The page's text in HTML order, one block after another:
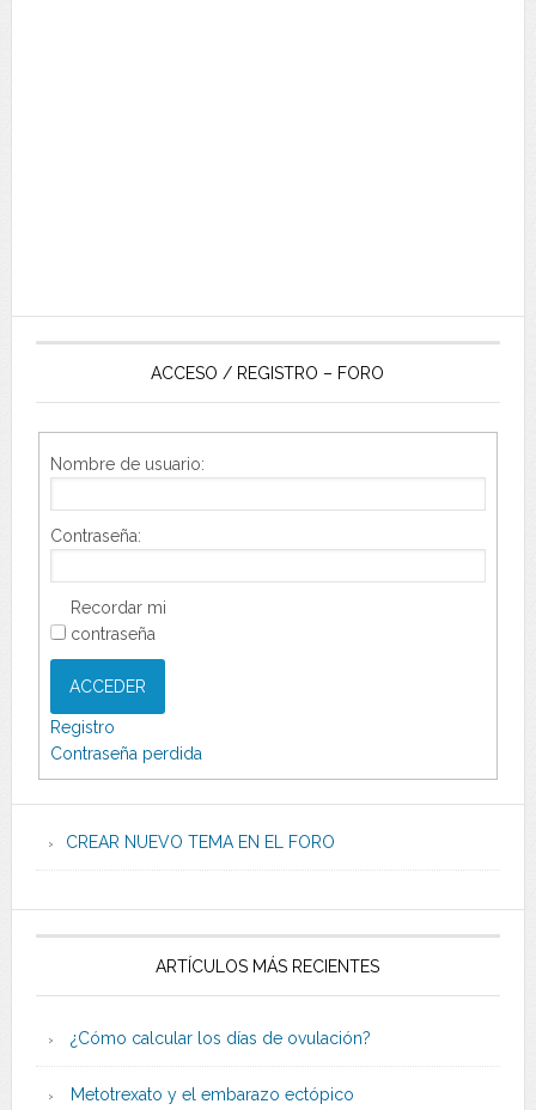
ACCESO / REGISTRO – FORO
Nombre de usuario:
Contraseña:
Recordar mi
contraseña
ACCEDER
Registro
Contraseña perdida
CREAR NUEVO TEMA EN EL FORO
ARTÍCULOS MÁS RECIENTES
¿Cómo calcular los días de ovulación?
Metotrexato y el embarazo ectópico